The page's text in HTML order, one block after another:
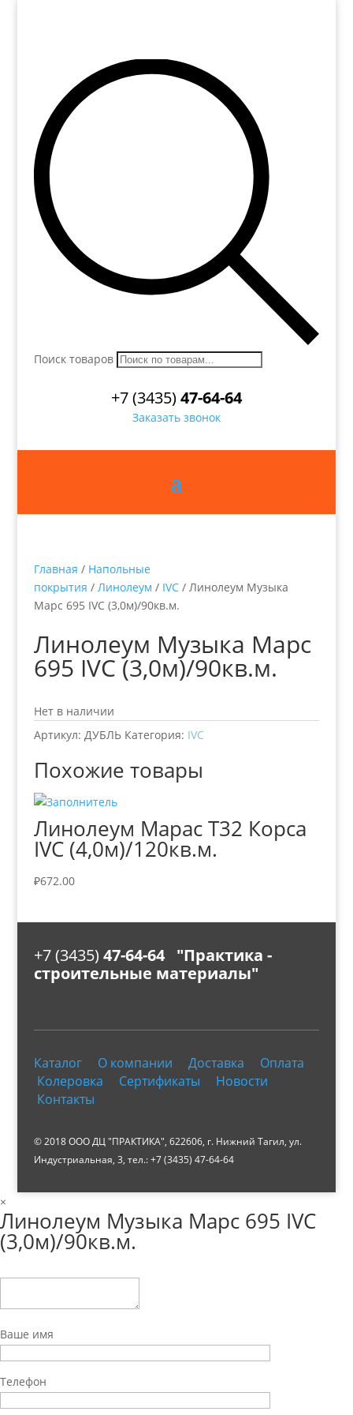
Поиск товаров
+7 (3435)47-64-64
Заказать звонок
Главная / Напольные
покрытия / Линолеум / IVC/ Линолеум Музыка
Марс 695 IVC (3,0м)/90кв.м.
Линолеум Музыка Марс
695 IVC (3,0м)/90кв.м.
Нет в наличии
Артикул: ДУБЛЬ Категория: IVC
Похожие товары
Линолеум Марас Т32 Корса
IVC (4,0м)/120кв.м.
₽672.00
+7 (3435) 47-64-64 "Практика -
строительные материалы"
Каталог О компании Доставка
Оплата
Колеровка
Сертификаты
Новости
Контакты
© 2018 ООО ДЦ "ПРАКТИКА", 622606, г. Нижний Тагил, ул.
Индустриальная, 3, тел.: +7 (3435) 47-64-64
×
Линолеум Музыка Марс 695 IVC
(3,0м)/90кв.м.
Ваше имя
Телефон